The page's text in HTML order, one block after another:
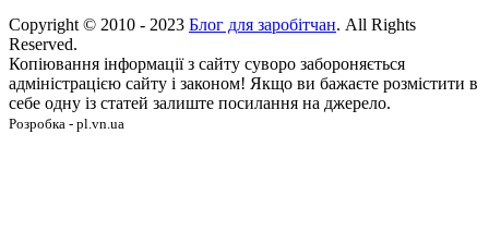
Copyright © 2010 - 2023 Блог для заробітчан. All Rights
Reserved.
Копіювання інформації з сайту суворо забороняється
адміністрацією сайту і законом! Якщо ви бажаєте розмістити в
себе одну із статей залиште посилання на джерело.
Розробка - pl.vn.ua